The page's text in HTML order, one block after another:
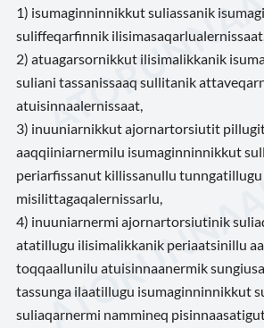
1) isumaginninnikkut suliassanik
suliffeqarfinnik ilisimasaqarlualernissaat,
2) atuagarsornikkut ilisimalikkanik
suliani tassanissaaq sullitanik
atuisinnaalernissaat,
3) inuuniarnikkut ajornartorsiutit
aaqqiiniarnermilu isumaginninnikkut
periarfissanut killissanullu
misilittagaqalernissarlu,
4) inuuniarnermi ajornartorsiutinik
atatillugu ilisimalikkanik periaatsinillu
toqqaallunilu atuisinnaanermik
tassunga ilaatillugu isumaginninnikkut
suliaqarnermi nammineq